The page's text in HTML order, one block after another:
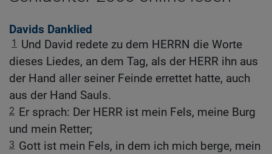
Davids Danklied
1
Und David redete zu dem HERRN die Worte
dieses Liedes, an dem Tag, als der HERR ihn aus
der Hand aller seiner Feinde errettet hatte, auch
aus der Hand Sauls.
2 Er sprach: Der HERR ist mein Fels, meine Burg
und mein Retter;
3 Gott ist mein Fels, in dem ich mich berge, mein